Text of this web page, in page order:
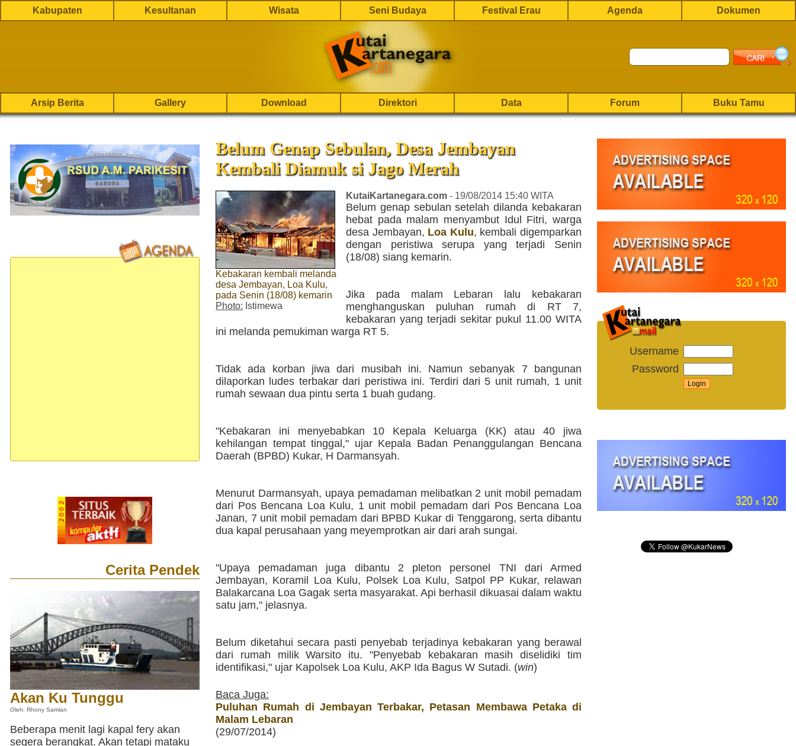
Kabupaten Kesultanan Wisata Seni Budaya Festival Erau Agenda Dokumen
Arsip Berita Gallery Download Direktori Data Forum Buku Tamu
Cerita Pendek
Akan Ku Tunggu
Oleh: Rhony Samlan
Beberapa menit lagi kapal fery akan
segera berangkat. Akan tetapi mataku
Belum Genap Sebulan, Desa Jembayan
Kembali Diamuk si Jago Merah
Kebakaran kembali melanda
desa Jembayan, Loa Kulu,
pada Senin (18/08) kemarin
Photo: Istimewa
KutaiKartanegara.com - 19/08/2014 15:40 WITA
Belum genap sebulan setelah dilanda kebakaran
hebat pada malam menyambut Idul Fitri, warga
desa Jembayan, Loa Kulu, kembali digemparkan
dengan peristiwa serupa yang terjadi Senin
(18/08) siang kemarin.
Jika pada malam Lebaran lalu kebakaran
menghanguskan puluhan rumah di RT 7,
kebakaran yang terjadi sekitar pukul 11.00 WITA
ini melanda pemukiman warga RT 5.
Tidak ada korban jiwa dari musibah ini. Namun sebanyak 7 bangunan
dilaporkan ludes terbakar dari peristiwa ini. Terdiri dari 5 unit rumah, 1 unit
rumah sewaan dua pintu serta 1 buah gudang.
"Kebakaran ini menyebabkan 10 Kepala Keluarga (KK) atau 40 jiwa
kehilangan tempat tinggal," ujar Kepala Badan Penanggulangan Bencana
Daerah (BPBD) Kukar, H Darmansyah.
Menurut Darmansyah, upaya pemadaman melibatkan 2 unit mobil pemadam
dari Pos Bencana Loa Kulu, 1 unit mobil pemadam dari Pos Bencana Loa
Janan, 7 unit mobil pemadam dari BPBD Kukar di Tenggarong, serta dibantu
dua kapal perusahaan yang meyemprotkan air dari arah sungai.
"Upaya pemadaman juga dibantu 2 pleton personel TNI dari Armed
Jembayan, Koramil Loa Kulu, Polsek Loa Kulu, Satpol PP Kukar, relawan
Balakarcana Loa Gagak serta masyarakat. Api berhasil dikuasai dalam waktu
satu jam," jelasnya.
Belum diketahui secara pasti penyebab terjadinya kebakaran yang berawal
dari rumah milik Warsito itu. "Penyebab kebakaran masih diselidiki tim
identifikasi," ujar Kapolsek Loa Kulu, AKP Ida Bagus W Sutadi. (win)
Baca Juga:
Puluhan Rumah di Jembayan Terbakar, Petasan Membawa Petaka di
Malam Lebaran
(29/07/2014)
Username
Password